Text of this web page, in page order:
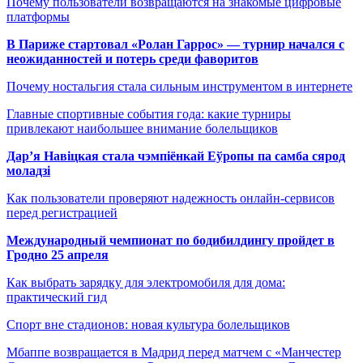
платформы
В Париже стартовал «Ролан Гаррос» — турнир начался с
неожиданностей и потерь среди фаворитов
Почему ностальгия стала сильным инструментом в интернете
Главные спортивные события года: какие турниры
привлекают наибольшее внимание болельщиков
Дар’я Навіцкая стала чэмпіёнкай Еўропы па самба сярод
моладзі
Как пользователи проверяют надежность онлайн-сервисов
перед регистрацией
Международный чемпионат по бодибилдингу пройдет в
Гродно 25 апреля
Как выбрать зарядку для электромобиля для дома:
практический гид
Спорт вне стадионов: новая культура болельщиков
Мбаппе возвращается в Мадрид перед матчем с «Манчестер